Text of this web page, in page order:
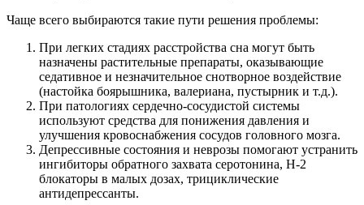
Чаще всего выбираются такие пути решения проблемы:
При легких стадиях расстройства сна могут быть
назначены растительные препараты, оказывающие
седативное и незначительное снотворное воздействие
(настойка боярышника, валериана, пустырник и т.д.).
При патологиях сердечно-сосудистой системы
используют средства для понижения давления и
улучшения кровоснабжения сосудов головного мозга.
Депрессивные состояния и неврозы помогают устранить
ингибиторы обратного захвата серотонина, Н-2
блокаторы в малых дозах, трициклические
антидепрессанты.